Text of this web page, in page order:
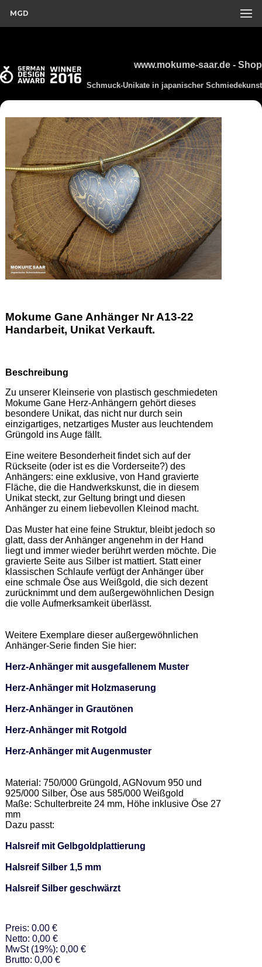
MGD
www.mokume-saar.de - Shop
Schmuck-Unikate in japanischer Schmiedekunst
Mokume Gane Anhänger Nr A13-22
Handarbeit, Unikat Verkauft.
Beschreibung
Zu unserer Kleinserie von plastisch geschmiedeten
Mokume Gane Herz-Anhängern gehört dieses
besondere Unikat, das nicht nur durch sein
einzigartiges, netzartiges Muster aus leuchtendem
Grüngold ins Auge fällt.
Eine weitere Besonderheit findet sich auf der
Rückseite (oder ist es die Vorderseite?) des
Anhängers: eine exklusive, von Hand gravierte
Fläche, die die Handwerkskunst, die in diesem
Unikat steckt, zur Geltung bringt und diesen
Anhänger zu einem liebevollen Kleinod macht.
Das Muster hat eine feine Struktur, bleibt jedoch so
glatt, dass der Anhänger angenehm in der Hand
liegt und immer wieder berührt werden möchte. Die
gravierte Seite aus Silber ist mattiert. Statt einer
klassischen Schlaufe verfügt der Anhänger über
eine schmale Öse aus Weißgold, die sich dezent
zurücknimmt und dem außergewöhnlichen Design
die volle Aufmerksamkeit überlässt.
Weitere Exemplare dieser außergewöhnlichen
Anhänger-Serie finden Sie hier:
Herz-Anhänger mit ausgefallenem Muster
Herz-Anhänger mit Holzmaserung
Herz-Anhänger in Grautönen
Herz-Anhänger mit Rotgold
Herz-Anhänger mit Augenmuster
Material: 750/000 Grüngold, AGNovum 950 und
925/000 Silber, Öse aus 585/000 Weißgold
Maße: Schulterbreite 24 mm, Höhe inklusive Öse 27
mm
Dazu passt:
Halsreif mit Gelbgoldplattierung
Halsreif Silber 1,5 mm
Halsreif Silber geschwärzt
Preis: 0.00 €
Netto: 0,00 €
MwSt (19%): 0,00 €
Brutto: 0,00 €